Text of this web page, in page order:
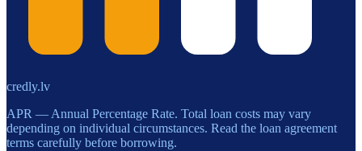
credly.lv
APR — Annual Percentage Rate. Total loan costs may vary
depending on individual circumstances. Read the loan agreement
terms carefully before borrowing.